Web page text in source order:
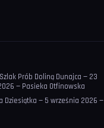
Szlak Prób Doliną Dunajca — 23
— Pasieka Otfinowska
Dziesiątka — 5 września 2026 —